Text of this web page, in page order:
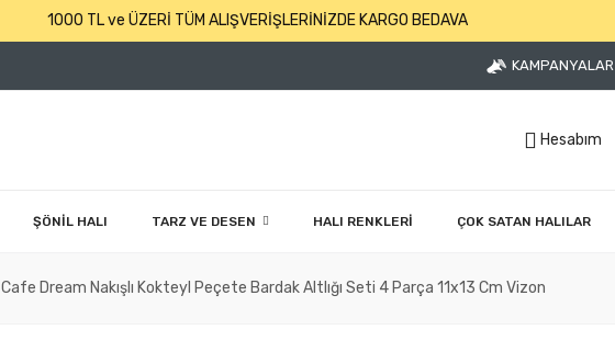
1000 TL ve ÜZERİ TÜM ALIŞVERİŞLERİNİZDE KARGO BEDAVA
KAMPANYALAR
Hesabım
ŞÖNİL HALI TARZ VE DESEN HALI RENKLERİ ÇOK SATAN HALILAR
Cafe Dream Nakışlı Kokteyl Peçete Bardak Altlığı Seti 4 Parça 11x13 Cm Vizon